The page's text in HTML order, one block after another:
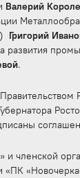
Валерий
Григорий
развития
.
и членской
«ПК